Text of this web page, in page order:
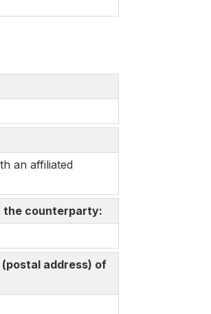
an affiliated
the counterparty:
address) of